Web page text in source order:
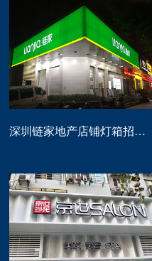
深圳链家地产店铺灯箱招牌定做